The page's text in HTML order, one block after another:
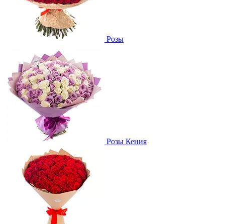
Розы
Розы Кения